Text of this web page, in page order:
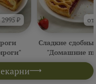
₽ от
Сладкие
"Домашние